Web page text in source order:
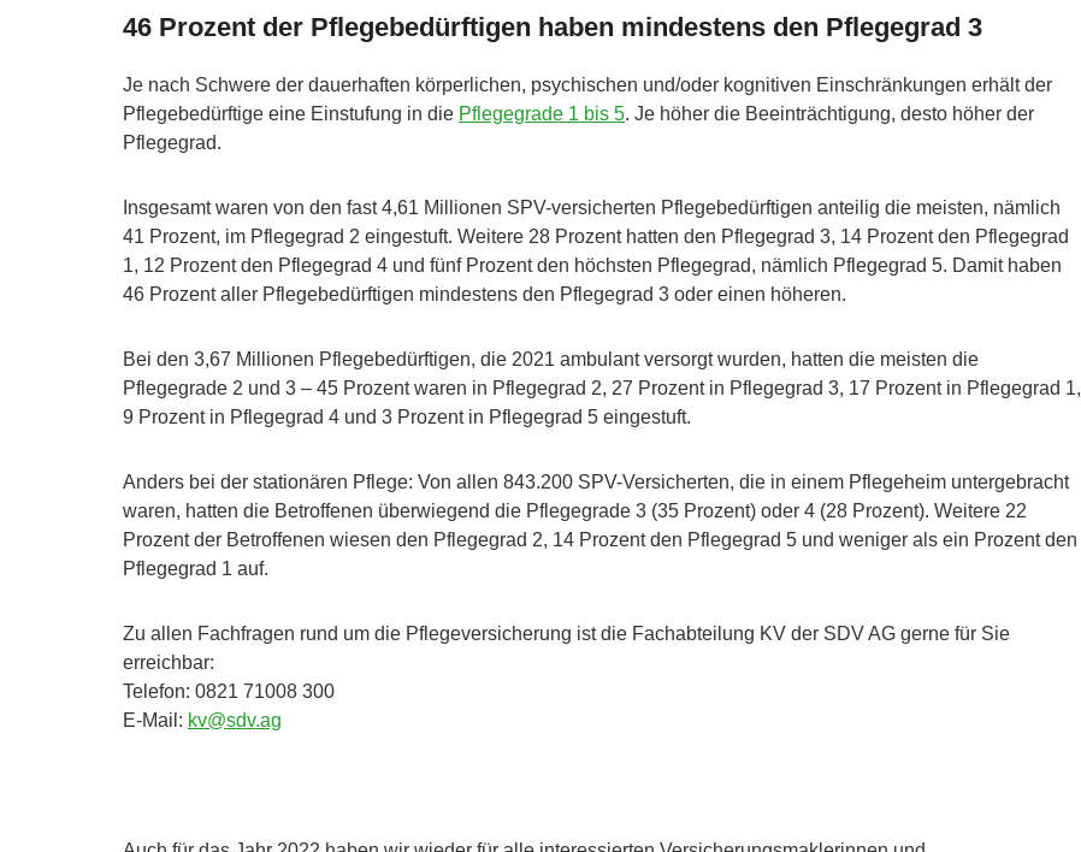
46 Prozent der Pflegebedürftigen haben mindestens den Pflegegrad 3
Je nach Schwere der dauerhaften körperlichen, psychischen und/oder kognitiven Einschränkungen erhält der
Pflegebedürftige eine Einstufung in die Pflegegrade 1 bis 5. Je höher die Beeinträchtigung, desto höher der
Pflegegrad.
Insgesamt waren von den fast 4,61 Millionen SPV-versicherten Pflegebedürftigen anteilig die meisten, nämlich
41 Prozent, im Pflegegrad 2 eingestuft. Weitere 28 Prozent hatten den Pflegegrad 3, 14 Prozent den Pflegegrad
1, 12 Prozent den Pflegegrad 4 und fünf Prozent den höchsten Pflegegrad, nämlich Pflegegrad 5. Damit haben
46 Prozent aller Pflegebedürftigen mindestens den Pflegegrad 3 oder einen höheren.
Bei den 3,67 Millionen Pflegebedürftigen, die 2021 ambulant versorgt wurden, hatten die meisten die
Pflegegrade 2 und 3 – 45 Prozent waren in Pflegegrad 2, 27 Prozent in Pflegegrad 3, 17 Prozent in Pflegegrad 1,
9 Prozent in Pflegegrad 4 und 3 Prozent in Pflegegrad 5 eingestuft.
Anders bei der stationären Pflege: Von allen 843.200 SPV-Versicherten, die in einem Pflegeheim untergebracht
waren, hatten die Betroffenen überwiegend die Pflegegrade 3 (35 Prozent) oder 4 (28 Prozent). Weitere 22
Prozent der Betroffenen wiesen den Pflegegrad 2, 14 Prozent den Pflegegrad 5 und weniger als ein Prozent den
Pflegegrad 1 auf.
Zu allen Fachfragen rund um die Pflegeversicherung ist die Fachabteilung KV der SDV AG gerne für Sie
erreichbar:
Telefon: 0821 71008 300
E-Mail: kv@sdv.ag